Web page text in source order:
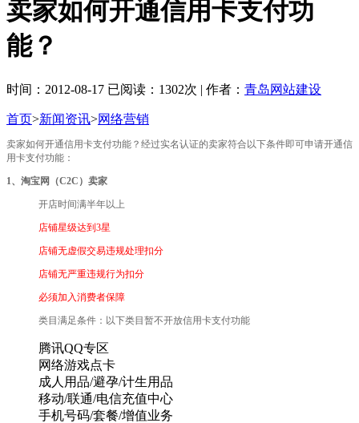
卖家如何开通信用卡支付功
能？
时间：2012-08-17 已阅读：1302次 | 作者： 青岛网站建设
首页>新闻资讯>网络营销
卖家如何开通信用卡支付功能？经过实名认证的卖家符合以下条件即可申请开通信
用卡支付功能：
1、淘宝网（C2C）卖家
开店时间满半年以上
店铺星级达到3星
店铺无虚假交易违规处理扣分
店铺无严重违规行为扣分
必须加入消费者保障
类目满足条件：以下类目暂不开放信用卡支付功能
腾讯QQ专区
网络游戏点卡
成人用品/避孕/计生用品
移动/联通/电信充值中心
手机号码/套餐/增值业务